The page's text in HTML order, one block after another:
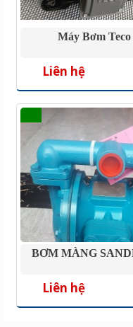
Máy Bơm Teco
Liên hệ
BƠM MÀNG
Liên hệ